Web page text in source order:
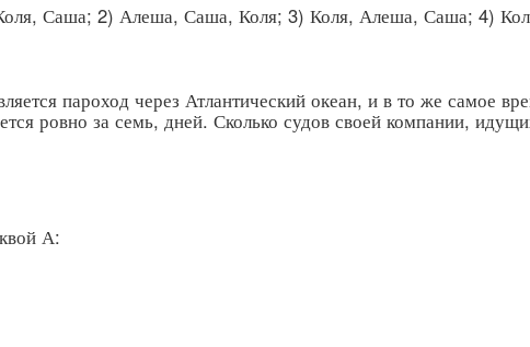
Саша; 2) Алеша, Саша, Коля; 3) Коля, Алеша, Саша; 4)
пароход через Атлантический океан, и в то же самое
ровно за семь, дней. Сколько судов своей компании,
А: